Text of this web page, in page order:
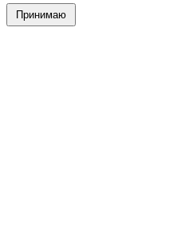
Принимаю